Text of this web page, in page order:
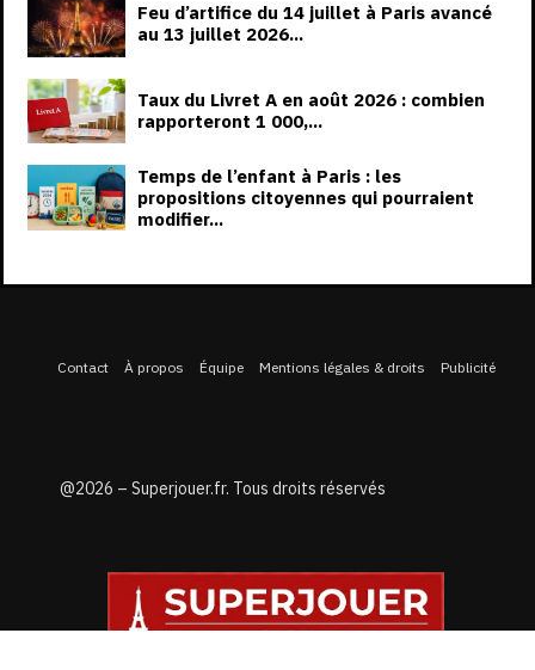
Feu d’artifice du 14 juillet à Paris avancé
au 13 juillet 2026...
Taux du Livret A en août 2026 : combien
rapporteront 1 000,...
Temps de l’enfant à Paris : les
propositions citoyennes qui pourraient
modifier...
@2026 – Superjouer.fr. Tous droits réservés
Contact À propos Équipe Mentions légales & droits Publicité